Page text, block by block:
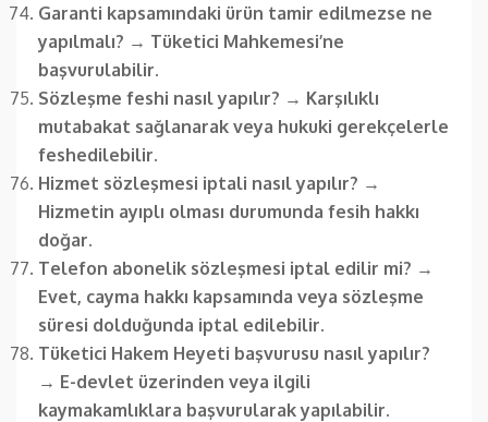
Garanti kapsamındaki ürün tamir edilmezse ne
yapılmalı? → Tüketici Mahkemesi’ne
başvurulabilir.
Sözleşme feshi nasıl yapılır? → Karşılıklı
mutabakat sağlanarak veya hukuki gerekçelerle
feshedilebilir.
Hizmet sözleşmesi iptali nasıl yapılır? →
Hizmetin ayıplı olması durumunda fesih hakkı
doğar.
Telefon abonelik sözleşmesi iptal edilir mi? →
Evet, cayma hakkı kapsamında veya sözleşme
süresi dolduğunda iptal edilebilir.
Tüketici Hakem Heyeti başvurusu nasıl yapılır?
→ E-devlet üzerinden veya ilgili
kaymakamlıklara başvurularak yapılabilir.